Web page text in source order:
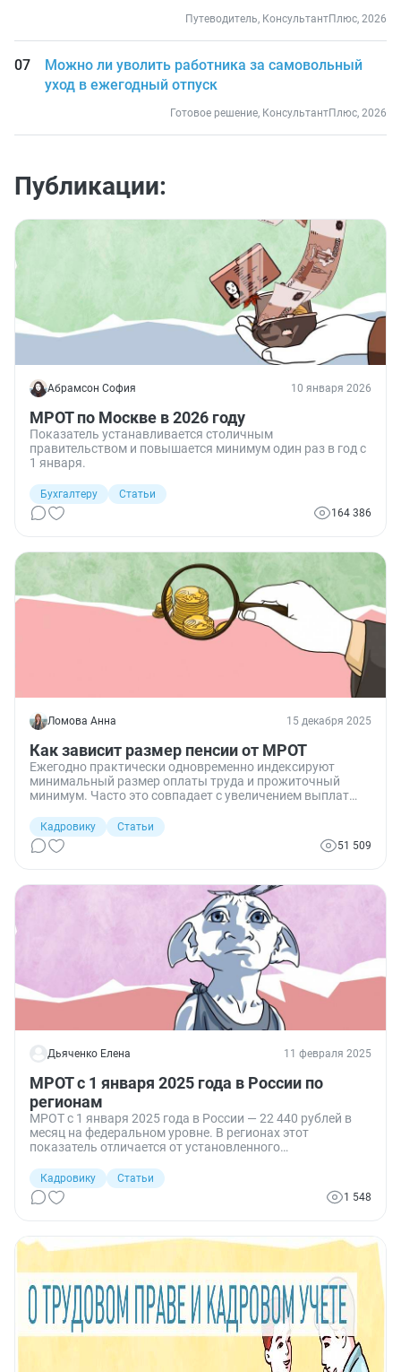
Путеводитель, КонсультантПлюс, 2026
Можно ли уволить работника за самовольный
уход в ежегодный отпуск
Готовое решение, КонсультантПлюс, 2026
Публикации:
Абрамсон София 10 января 2026
МРОТ по Москве в 2026 году
Показатель устанавливается столичным
правительством и повышается минимум один раз в год с
1 января.
Бухгалтеру
Статьи
164 386
Ломова Анна 15 декабря 2025
Как зависит размер пенсии от МРОТ
Ежегодно практически одновременно индексируют
минимальный размер оплаты труда и прожиточный
минимум. Часто это совпадает с увеличением выплат
привязана к МРОТ или прожиточному минимуму, и как
эти две величины связаны с пенсионными выплатами.
Разберемся, как пенсия зависит от этих показателей и
Кадровику
Статьи
51 509
Дьяченко Елена 11 февраля 2025
МРОТ с 1 января 2025 года в России по
регионам
МРОТ с 1 января 2025 года в России — 22 440 рублей в
месяц на федеральном уровне. В регионах этот
показатель отличается от установленного
минимальной запрещено Трудовым кодексом РФ.
Кадровику
Статьи
1 548